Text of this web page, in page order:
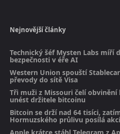
Nejnovější články
Technický šéf Mysten Labs míří
bezpečnosti v éře AI
Western Union spouští
převody do sítě Visa
Tři muži z Missouri čelí
unést držitele bitcoinu
Bitcoin se drží nad 64 tisíci,
Hormuzského průlivu posílá